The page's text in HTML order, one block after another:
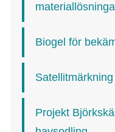
Biogel för
Projekt